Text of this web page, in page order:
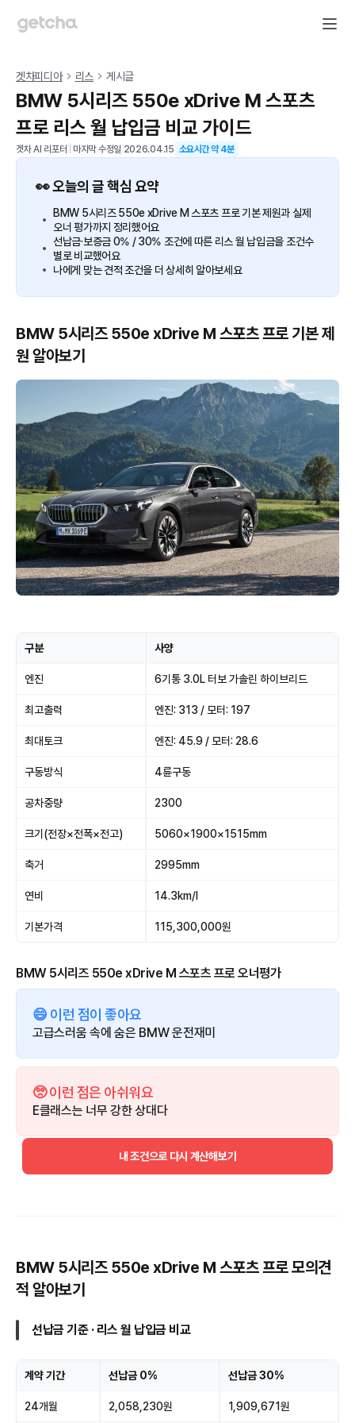
겟차피디아 리스 게시글
BMW 5시리즈 550e xDrive M 스포츠
프로 리스 월 납입금 비교 가이드
겟차 AI 리포터 마지막 수정일 2026.04.15 소요시간 약4분
👀 오늘의 글 핵심 요약
BMW 5시리즈 550e xDrive M 스포츠 프로 기본 제원과 실제
오너 평가까지 정리했어요
선납금·보증금 0% / 30% 조건에 따른 리스 월 납입금을 조건수
별로 비교했어요
나에게 맞는 견적 조건을 더 상세히 알아보세요
BMW 5시리즈 550e xDrive M 스포츠 프로 기본 제
원 알아보기
구분 사양
엔진 6기통 3.0L 터보 가솔린 하이브리드
최고출력 엔진: 313 / 모터: 197
최대토크 엔진: 45.9 / 모터: 28.6
구동방식 4륜구동
공차중량 2300
크기(전장×전폭×전고) 5060×1900×1515mm
축거 2995mm
연비 14.3km/l
기본가격 115,300,000원
BMW 5시리즈 550e xDrive M 스포츠 프로 오너평가
😄 이런 점이 좋아요
고급스러움 속에 숨은 BMW 운전재미
🥺 이런 점은 아쉬워요
E클래스는 너무 강한 상대다
내 조건으로 다시 계산해보기
BMW 5시리즈 550e xDrive M 스포츠 프로 모의견
적 알아보기
선납금 기준 · 리스 월 납입금 비교
계약 기간 선납금 0% 선납금 30%
24개월 2,058,230원 1,909,671원